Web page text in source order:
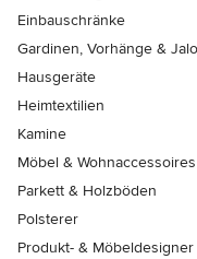
Einbauschränke
Gardinen, Vorhänge &
Hausgeräte
Heimtextilien
Kamine
Möbel & Wohnaccessoires
Parkett & Holzböden
Polsterer
Produkt- & Möbeldesigner